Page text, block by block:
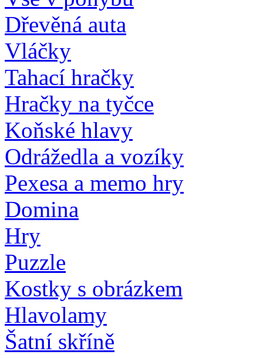
Dřevěná auta
Vláčky
Tahací hračky
Hračky na tyčce
Koňské hlavy
Odrážedla a vozíky
Pexesa a memo hry
Domina
Hry
Puzzle
Kostky s obrázkem
Hlavolamy
Šatní skříně